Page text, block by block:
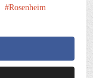
Rosenheim